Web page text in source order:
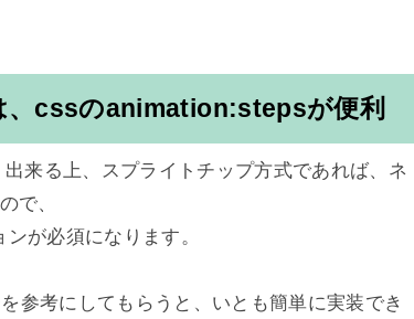
、cssのanimation:stepsが便利
来る上、スプライトチップ方式であれば、ネ
で、
が必須になります。
参考にしてもらうと、いとも簡単に実装でき